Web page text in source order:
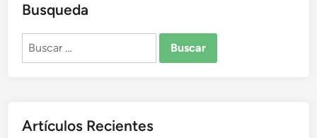
Busqueda
Buscar:
Artículos Recientes